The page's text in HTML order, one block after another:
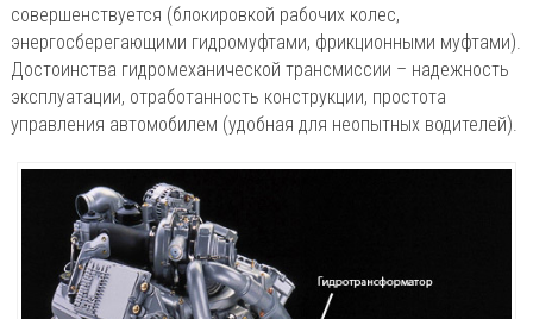
совершенствуется (блокировкой рабочих колес,
энергосберегающими гидромуфтами, фрикционными муфтами).
Достоинства гидромеханической трансмиссии – надежность
эксплуатации, отработанность конструкции, простота
управления автомобилем (удобная для неопытных водителей).